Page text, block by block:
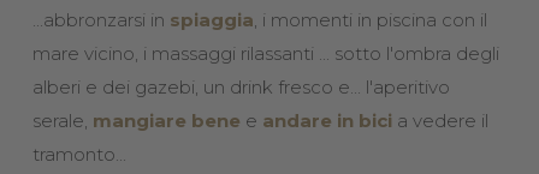
...abbronzarsi in spiaggia , i momenti in piscina con il
mare vicino, i massaggi rilassanti ... sotto l'ombra degli
alberi e dei gazebi, un drink fresco e... l'aperitivo
serale, mangiare bene e andare in bici a vedere il
tramonto...